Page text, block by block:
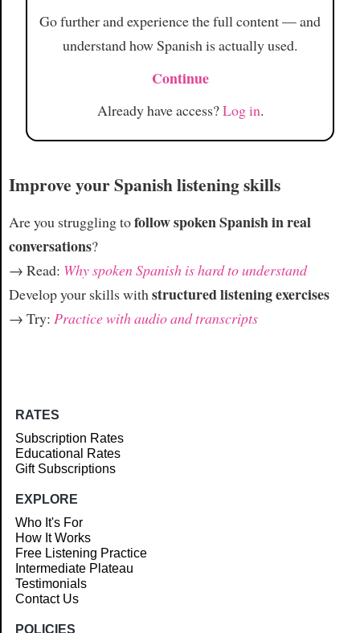
Go further and experience the full content — and
understand how Spanish is actually used.
Continue
Already have access?Log in.
Improve your Spanish listening skills
Are you struggling tofollow spoken Spanish in real
conversations?
→ Read: Why spoken Spanish is hard to understand
Develop your skills with structured listening exercises
→ Try: Practice with audio and transcripts
RATES
Subscription Rates
Educational Rates
Gift Subscriptions
EXPLORE
Who It's For
How It Works
Free Listening Practice
Intermediate Plateau
Testimonials
Contact Us
POLICIES